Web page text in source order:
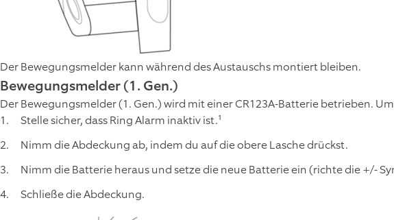
Der Bewegungsmelder kann während des Austauschs montiert bleiben.
Bewegungsmelder (1. Gen.)
Der Bewegungsmelder (1. Gen.) wird mit einer CR123A-Batterie betrieben.
Stelle sicher, dass Ring Alarm inaktiv ist.¹
Nimm die Abdeckung ab, indem du auf die obere Lasche drückst.
Nimm die Batterie heraus und setze die neue Batterie ein (richte die +/-
Schließe die Abdeckung.